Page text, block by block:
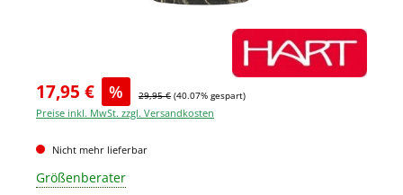
17,95 € % 29,95 € (40.07% gespart)
Preise inkl. MwSt. zzgl. Versandkosten
Nicht mehr lieferbar
Größenberater